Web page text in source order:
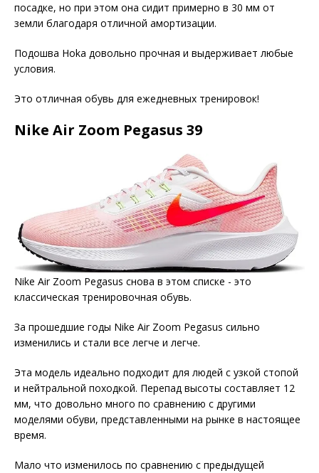
посадке, но при этом она сидит примерно в 30 мм от
земли благодаря отличной амортизации.
Подошва Hoka довольно прочная и выдерживает любые
условия.
Это отличная обувь для ежедневных тренировок!
Nike Air Zoom Pegasus 39
Nike Air Zoom Pegasus снова в этом списке - это
классическая тренировочная обувь.
За прошедшие годы Nike Air Zoom Pegasus сильно
изменились и стали все легче и легче.
Эта модель идеально подходит для людей с узкой стопой
и нейтральной походкой. Перепад высоты составляет 12
мм, что довольно много по сравнению с другими
моделями обуви, представленными на рынке в настоящее
время.
Мало что изменилось по сравнению с предыдущей